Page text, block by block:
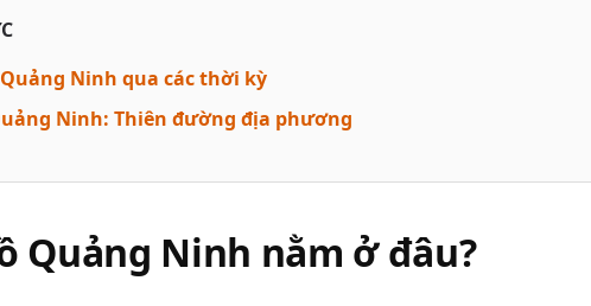
Ninh qua các thời kỳ
Ninh: Thiên đường địa phương
Quảng Ninh nằm ở đâu?